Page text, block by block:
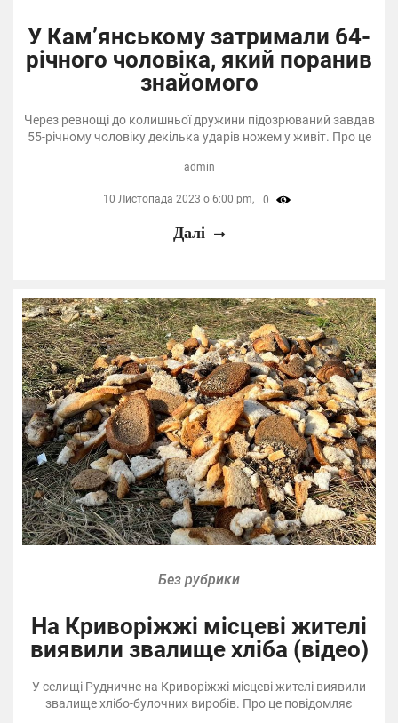
У Кам’янському затримали 64-
річного чоловіка, який поранив
знайомого
Через ревнощі до колишньої дружини підозрюваний завдав
55-річному чоловіку декілька ударів ножем у живіт. Про це
admin
10 Листопада 2023 о 6:00 pm, 0
Далі
Без рубрики
На Криворіжжі місцеві жителі
виявили звалище хліба (відео)
У селищі Рудничне на Криворіжжі місцеві жителі виявили
звалище хлібо-булочних виробів. Про це повідомляє